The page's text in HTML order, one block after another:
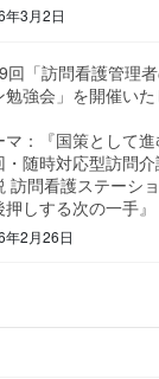
年3月2日
回「訪問看護管理
勉強会」を開催いた
マ：『国策として
・随時対応型訪問介
訪問看護ステーシ
押しする次の一手』
年2月26日